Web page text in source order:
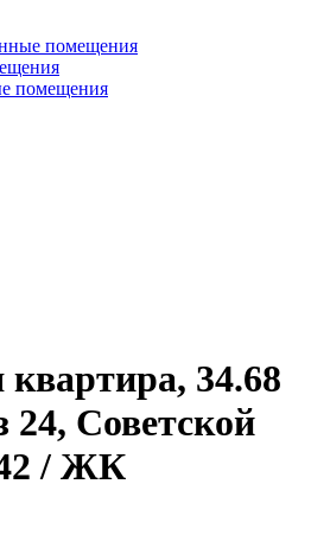
помещения
помещения
34.68
24, Советской
/ ЖК